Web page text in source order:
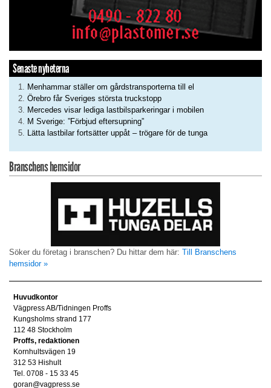
Senaste nyheterna
Menhammar ställer om gårdstransporterna till el
Örebro får Sveriges största truckstopp
Mercedes visar lediga lastbilsparkeringar i mobilen
M Sverige: ”Förbjud eftersupning”
Lätta lastbilar fortsätter uppåt – trögare för de tunga
Branschens hemsidor
Söker du företag i branschen? Du hittar dem här: Till Branschens
hemsidor »
Huvudkontor
Vägpress AB/Tidningen Proffs
Kungsholms strand 177
112 48 Stockholm
Proffs, redaktionen
Kornhultsvägen 19
312 53 Hishult
Tel. 0708 - 15 33 45
goran@vagpress.se